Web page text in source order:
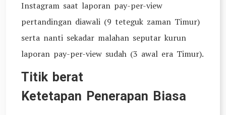
Instagram saat laporan pay-per-view
pertandingan diawali (9 teteguk zaman Timur)
serta nanti sekadar malahan seputar kurun
laporan pay-per-view sudah (3 awal era Timur).
Titik berat
Ketetapan Penerapan Biasa